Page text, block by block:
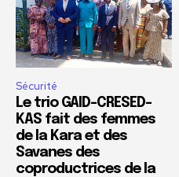
Sécurité
Le trio GAID-CRESED-
KAS fait des femmes
de la Kara et des
Savanes des
coproductrices de la